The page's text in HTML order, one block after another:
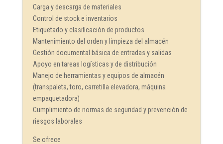
Carga y descarga de materiales
Control de stock e inventarios
Etiquetado y clasificación de productos
Mantenimiento del orden y limpieza del almacén
Gestión documental básica de entradas y salidas
Apoyo en tareas logísticas y de distribución
Manejo de herramientas y equipos de almacén
(transpaleta, toro, carretilla elevadora, máquina
empaquetadora)
Cumplimiento de normas de seguridad y prevención de
riesgos laborales
Se ofrece